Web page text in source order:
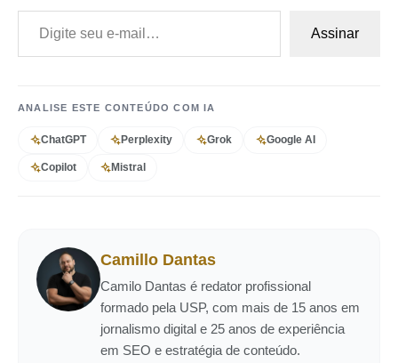
Digite seu e-mail…
Assinar
ANALISE ESTE CONTEÚDO COM IA
ChatGPT Perplexity Grok Google AI
Copilot Mistral
Camillo Dantas
Camilo Dantas é redator profissional
formado pela USP, com mais de 15 anos em
jornalismo digital e 25 anos de experiência
em SEO e estratégia de conteúdo.